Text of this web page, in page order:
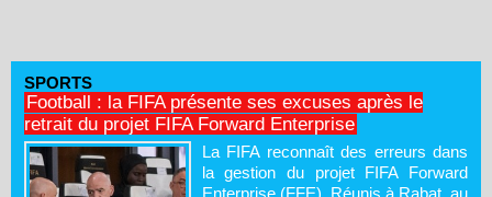
SPORTS
Football : la FIFA présente ses excuses après le
retrait du projet FIFA Forward Enterprise
La FIFA reconnaît des erreurs dans
la gestion du projet FIFA Forward
Enterprise (FFE). Réunis à Rabat, au